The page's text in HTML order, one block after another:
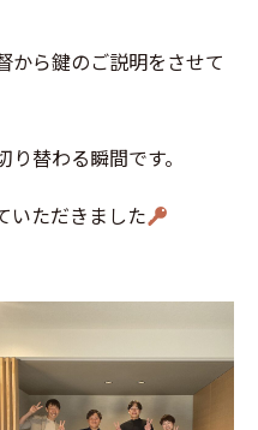
から鍵のご説明をさせて
替わる瞬間です。
いただきました